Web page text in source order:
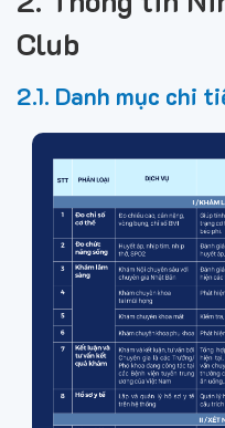
Club
2.1. Danh mục chi